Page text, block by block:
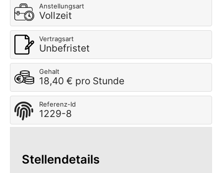
Anstellungsart
Vollzeit
Vertragsart
Unbefristet
Gehalt
18,40 € pro Stunde
Referenz-Id
1229-8
Stellendetails